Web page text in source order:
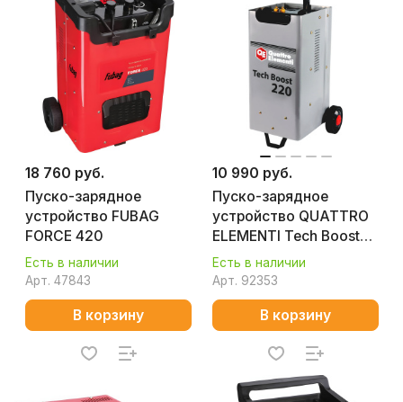
18 760 руб.
Пуско-зарядное
устройство FUBAG
FORCE 420
Есть в наличии
Арт. 47843
В корзину
10 990 руб.
Пуско-зарядное
устройство QUATTRO
ELEMENTI Tech Boost
220
Есть в наличии
Арт. 92353
В корзину